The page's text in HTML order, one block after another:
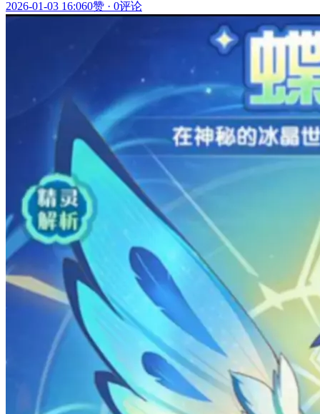
2026-01-03 16:060赞 · 0评论